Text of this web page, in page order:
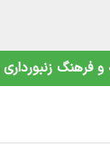
و فرهنگ زنبورداری